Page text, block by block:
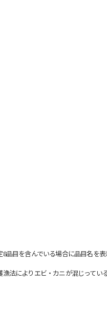
目を含んでいる場合に品目名を表
によりエビ・カニが混じって